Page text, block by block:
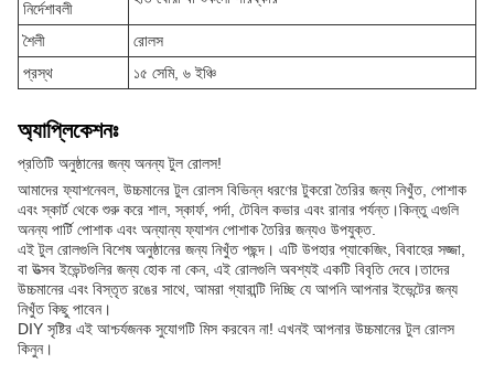
নির্দেশাবলী
শৈলী
রোলস
প্রস্থ
১৫ সেমি, ৬ ইঞ্চি
অ্যাপ্লিকেশনঃ
প্রতিটি অনুষ্ঠানের জন্য অনন্য টুল রোলস!
আমাদের ফ্যাশনেবল, উচ্চমানের টুল রোলস বিভিন্ন ধরণের টুকরো তৈরির জন্য নিখুঁত, পোশাক
এবং স্কার্ট থেকে শুরু করে শাল, স্কার্ফ, পর্দা, টেবিল কভার এবং রানার পর্যন্ত।কিন্তু এগুলি
অনন্য পার্টি পোশাক এবং অন্যান্য ফ্যাশন পোশাক তৈরির জন্যও উপযুক্ত.
এই টুল রোলগুলি বিশেষ অনুষ্ঠানের জন্য নিখুঁত পছন্দ। এটি উপহার প্যাকেজিং, বিবাহের সজ্জা,
বা উত্সব ইভেন্টগুলির জন্য হোক না কেন, এই রোলগুলি অবশ্যই একটি বিবৃতি দেবে।তাদের
উচ্চমানের এবং বিস্তৃত রঙের সাথে, আমরা গ্যারান্টি দিচ্ছি যে আপনি আপনার ইভেন্টের জন্য
নিখুঁত কিছু পাবেন।
DIY সৃষ্টির এই আশ্চর্যজনক সুযোগটি মিস করবেন না! এখনই আপনার উচ্চমানের টুল রোলস
কিনুন।